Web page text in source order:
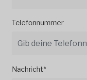
Telefonnummer
Nachricht*